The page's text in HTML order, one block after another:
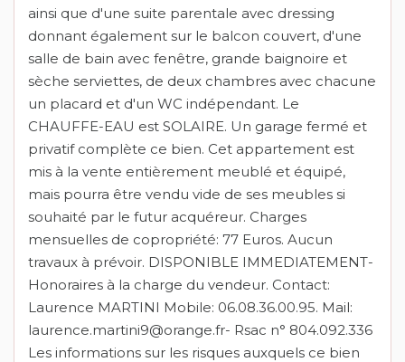
ainsi que d'une suite parentale avec dressing
donnant également sur le balcon couvert, d'une
salle de bain avec fenêtre, grande baignoire et
sèche serviettes, de deux chambres avec chacune
un placard et d'un WC indépendant. Le
CHAUFFE-EAU est SOLAIRE. Un garage fermé et
privatif complète ce bien. Cet appartement est
mis à la vente entièrement meublé et équipé,
mais pourra être vendu vide de ses meubles si
souhaité par le futur acquéreur. Charges
mensuelles de copropriété: 77 Euros. Aucun
travaux à prévoir. DISPONIBLE IMMEDIATEMENT-
Honoraires à la charge du vendeur. Contact:
Laurence MARTINI Mobile: 06.08.36.00.95. Mail:
laurence.martini9@orange.fr- Rsac n° 804.092.336
Les informations sur les risques auxquels ce bien